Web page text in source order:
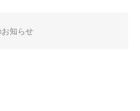
知らせ